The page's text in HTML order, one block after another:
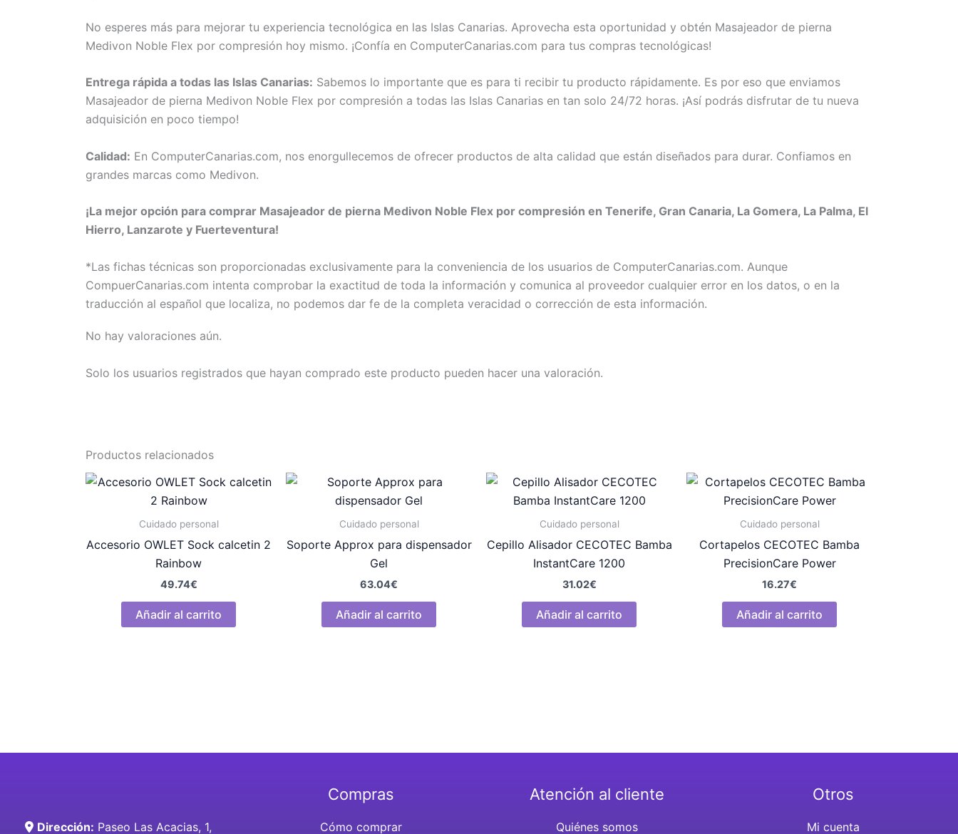
No esperes más para mejorar tu experiencia tecnológica en las Islas Canarias. Aprovecha esta oportunidad y obtén Masajeador de pierna
Medivon Noble Flex por compresión hoy mismo. ¡Confía en ComputerCanarias.com para tus compras tecnológicas!
Entrega rápida a todas las Islas Canarias: Sabemos lo importante que es para ti recibir tu producto rápidamente. Es por eso que enviamos
Masajeador de pierna Medivon Noble Flex por compresión a todas las Islas Canarias en tan solo 24/72 horas. ¡Así podrás disfrutar de tu nueva
adquisición en poco tiempo!
Calidad: En ComputerCanarias.com, nos enorgullecemos de ofrecer productos de alta calidad que están diseñados para durar. Confiamos en
grandes marcas como Medivon.
¡La mejor opción para comprar Masajeador de pierna Medivon Noble Flex por compresión en Tenerife, Gran Canaria, La Gomera, La Palma, El
Hierro, Lanzarote y Fuerteventura!
*Las fichas técnicas son proporcionadas exclusivamente para la conveniencia de los usuarios de ComputerCanarias.com. Aunque
CompuerCanarias.com intenta comprobar la exactitud de toda la información y comunica al proveedor cualquier error en los datos, o en la
traducción al español que localiza, no podemos dar fe de la completa veracidad o corrección de esta información.
No hay valoraciones aún.
Solo los usuarios registrados que hayan comprado este producto pueden hacer una valoración.
Productos relacionados
Cuidado personal
Accesorio OWLET Sock calcetin 2
Rainbow
49.74€
Añadir al carrito
Cuidado personal
Soporte Approx para dispensador
Gel
63.04€
Añadir al carrito
Cuidado personal
Cepillo Alisador CECOTEC Bamba
InstantCare 1200
31.02€
Añadir al carrito
Cuidado personal
Cortapelos CECOTEC Bamba
PrecisionCare Power
16.27€
Añadir al carrito
Dirección: Paseo Las Acacias, 1,
Compras
Cómo comprar
Atención al cliente
Quiénes somos
Otros
Mi cuenta